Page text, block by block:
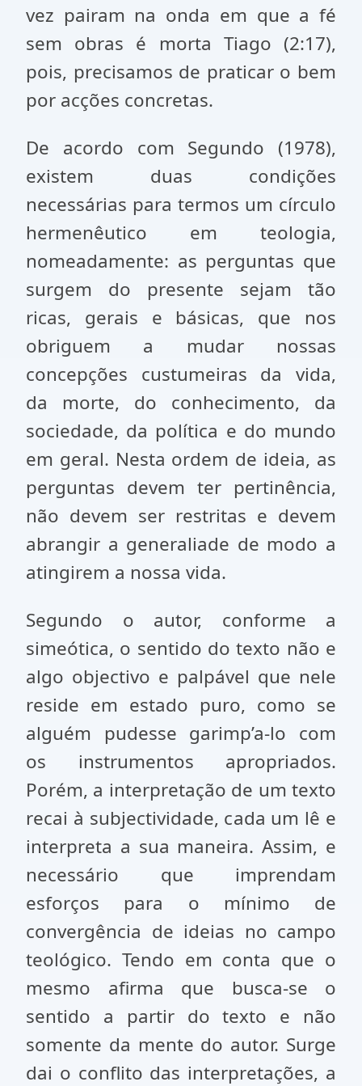
vez pairam na onda em que a fé
sem obras é morta Tiago (2:17),
pois, precisamos de praticar o bem
por acções concretas.
De acordo com Segundo (1978),
existem duas condições
necessárias para termos um círculo
hermenêutico em teologia,
nomeadamente: as perguntas que
surgem do presente sejam tão
ricas, gerais e básicas, que nos
obriguem a mudar nossas
concepções custumeiras da vida,
da morte, do conhecimento, da
sociedade, da política e do mundo
em geral. Nesta ordem de ideia, as
perguntas devem ter pertinência,
não devem ser restritas e devem
abrangir a generaliade de modo a
atingirem a nossa vida.
Segundo o autor, conforme a
simeótica, o sentido do texto não e
algo objectivo e palpável que nele
reside em estado puro, como se
alguém pudesse garimp’a-lo com
os instrumentos apropriados.
Porém, a interpretação de um texto
recai à subjectividade, cada um lê e
interpreta a sua maneira. Assim, e
necessário que imprendam
esforços para o mínimo de
convergência de ideias no campo
teológico. Tendo em conta que o
mesmo afirma que busca-se o
sentido a partir do texto e não
somente da mente do autor. Surge
dai o conflito das interpretações, a